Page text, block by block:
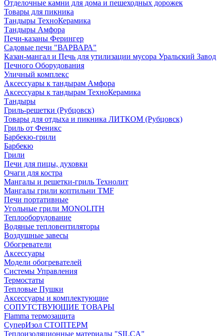
Отделочные камни для дома и пешеходных дорожек
Товары для пикника
Тандыры ТехноКерамика
Тандыры Амфора
Печи-казаны Ферингер
Садовые печи "ВАРВАРА"
Казан-мангал и Печь для утилизации мусора Уральский Завод
Печного Оборудования
Уличный комплекс
Аксессуары к тандырам Амфора
Аксессуары к тандырам ТехноКерамика
Тандыры
Гриль-решетки (Рубцовск)
Товары для отдыха и пикника ЛИТКОМ (Рубцовск)
Гриль от Феникс
Барбекю-грили
Барбекю
Грили
Печи для пицы, духовки
Очаги для костра
Мангалы и решетки-гриль Технолит
Мангалы грили коптильни TMF
Печи портативные
Угольные грили MONOLITH
Теплооборудование
Водяные тепловентиляторы
Воздушные завесы
Обогреватели
Аксессуары
Модели обогревателей
Системы Управления
Термостаты
Тепловые Пушки
Аксессуары и комплектующие
СОПУТСТВУЮЩИЕ ТОВАРЫ
Flamma термозащита
СуперИзол СТОПТЕРМ
Теплоизоляционные материалы "SILCA"